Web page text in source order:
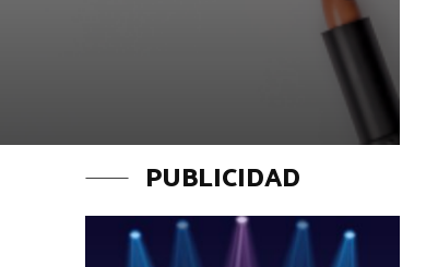
PUBLICIDAD